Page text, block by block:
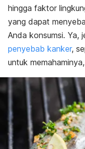
hingga faktor
yang dapat
Anda konsumsi. Ya,
penyebab kanker,
untuk